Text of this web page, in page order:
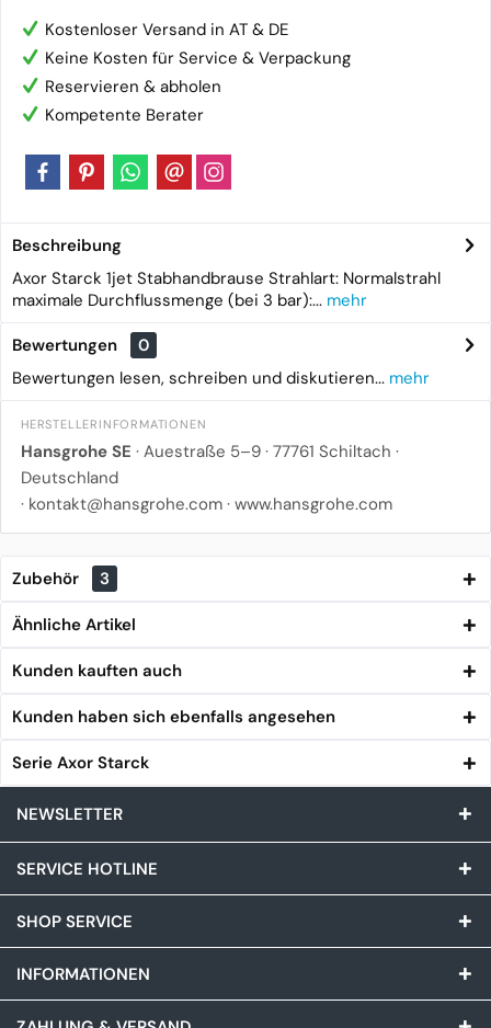
Kostenloser Versand in AT & DE
Keine Kosten für Service & Verpackung
Reservieren & abholen
Kompetente Berater
Beschreibung
Axor Starck 1jet Stabhandbrause Strahlart: Normalstrahl
maximale Durchflussmenge (bei 3 bar):... mehr
Bewertungen
0
Bewertungen lesen, schreiben und diskutieren... mehr
HERSTELLERINFORMATIONEN
Hansgrohe SE · Auestraße 5–9 · 77761 Schiltach ·
Deutschland
· kontakt@hansgrohe.com · www.hansgrohe.com
Zubehör 3
Ähnliche Artikel
Kunden kauften auch
Kunden haben sich ebenfalls angesehen
Serie Axor Starck
NEWSLETTER
SERVICE HOTLINE
SHOP SERVICE
INFORMATIONEN